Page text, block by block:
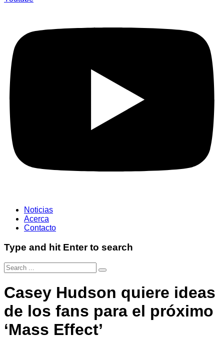
Noticias
Acerca
Contacto
Type and hit Enter to search
Casey Hudson quiere ideas
de los fans para el próximo
‘Mass Effect’